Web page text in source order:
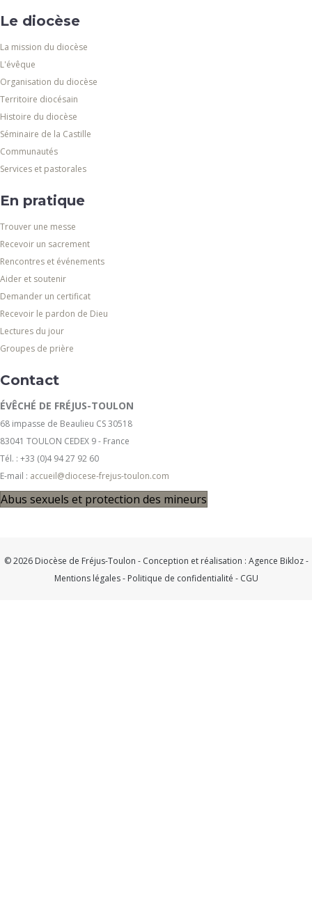
Le diocèse
La mission du diocèse
L'évêque
Organisation du diocèse
Territoire diocésain
Histoire du diocèse
Séminaire de la Castille
Communautés
Services et pastorales
En pratique
Trouver une messe
Recevoir un sacrement
Rencontres et événements
Aider et soutenir
Demander un certificat
Recevoir le pardon de Dieu
Lectures du jour
Groupes de prière
Contact
ÉVÊCHÉ DE FRÉJUS-TOULON
68 impasse de Beaulieu CS 30518
83041 TOULON CEDEX 9 - France
Tél. : +33 (0)4 94 27 92 60
E-mail : accueil@diocese-frejus-toulon.com
Abus sexuels et protection des mineurs
© 2026 Diocèse de Fréjus-Toulon - Conception et réalisation : Agence Bikloz-
Mentions légales- Politique de confidentialité - CGU